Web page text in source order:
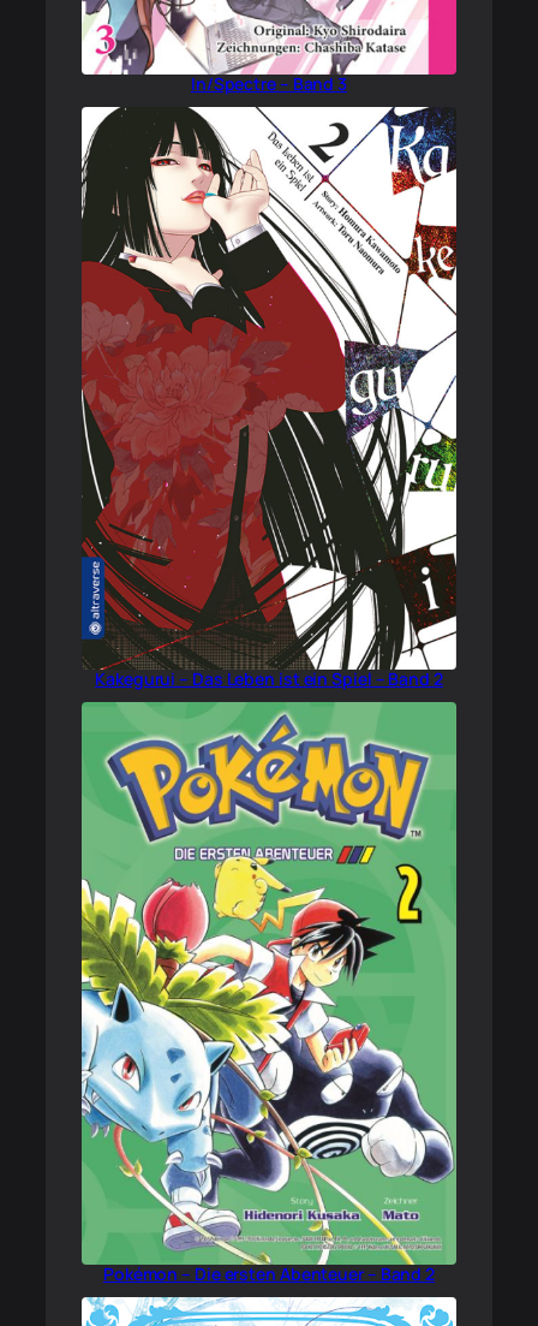
In/Spectre – Band 3
Kakegurui – Das Leben ist ein Spiel – Band 2
Pokémon – Die ersten Abenteuer – Band 2